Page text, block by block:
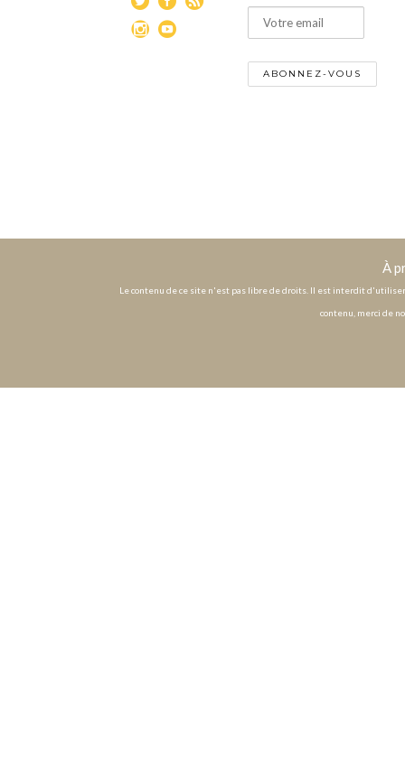
À
Le contenu de ce site n'est pas libre de droits. Il est interdit
contenu, merci de